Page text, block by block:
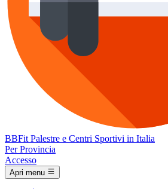
BBFit Palestre e Centri Sportivi in Italia
Per Provincia
Accesso
Apri menu